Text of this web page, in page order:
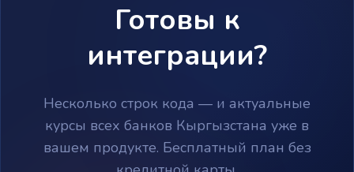
Готовы к
интеграции?
Несколько строк кода — и актуальные
курсы всех банков Кыргызстана уже в
вашем продукте. Бесплатный план без